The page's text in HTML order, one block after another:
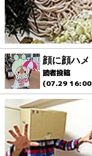
顔に顔ハメ
読者投稿
(07.29